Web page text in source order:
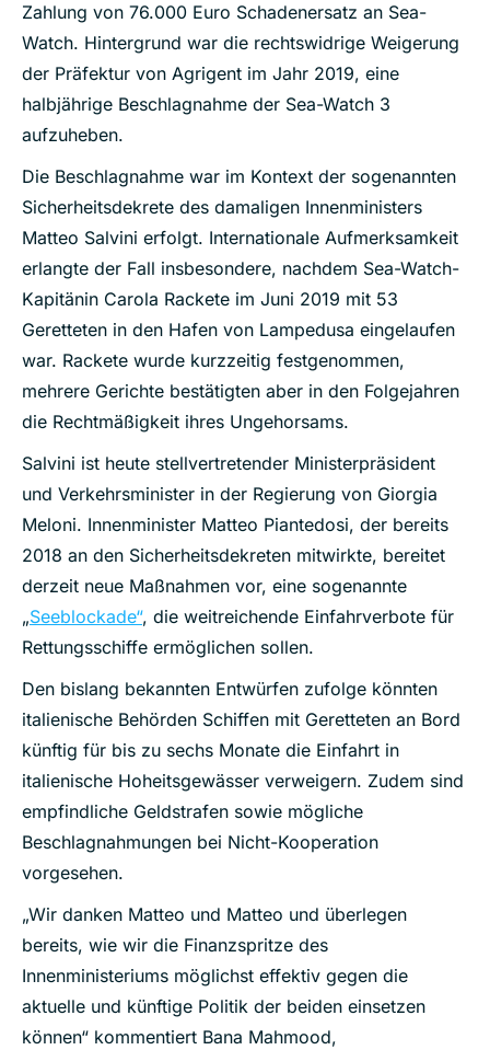
Zahlung von 76.000 Euro Schadenersatz an Sea-
Watch. Hintergrund war die rechtswidrige Weigerung
der Präfektur von Agrigent im Jahr 2019, eine
halbjährige Beschlagnahme der Sea-Watch 3
aufzuheben.
Die Beschlagnahme war im Kontext der sogenannten
Sicherheitsdekrete des damaligen Innenministers
Matteo Salvini erfolgt. Internationale Aufmerksamkeit
erlangte der Fall insbesondere, nachdem Sea-Watch-
Kapitänin Carola Rackete im Juni 2019 mit 53
Geretteten in den Hafen von Lampedusa eingelaufen
war. Rackete wurde kurzzeitig festgenommen,
mehrere Gerichte bestätigten aber in den Folgejahren
die Rechtmäßigkeit ihres Ungehorsams.
Salvini ist heute stellvertretender Ministerpräsident
und Verkehrsminister in der Regierung von Giorgia
Meloni. Innenminister Matteo Piantedosi, der bereits
2018 an den Sicherheitsdekreten mitwirkte, bereitet
derzeit neue Maßnahmen vor, eine sogenannte
„Seeblockade“, die weitreichende Einfahrverbote für
Rettungsschiffe ermöglichen sollen.
Den bislang bekannten Entwürfen zufolge könnten
italienische Behörden Schiffen mit Geretteten an Bord
künftig für bis zu sechs Monate die Einfahrt in
italienische Hoheitsgewässer verweigern. Zudem sind
empfindliche Geldstrafen sowie mögliche
Beschlagnahmungen bei Nicht-Kooperation
vorgesehen.
„Wir danken Matteo und Matteo und überlegen
bereits, wie wir die Finanzspritze des
Innenministeriums möglichst effektiv gegen die
aktuelle und künftige Politik der beiden einsetzen
können“ kommentiert Bana Mahmood,